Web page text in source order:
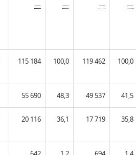
— — — —
115 184 100,0 119 462 100,0
55 690 48,3 49 537 41,5
20 116 36,1 17 719 35,8